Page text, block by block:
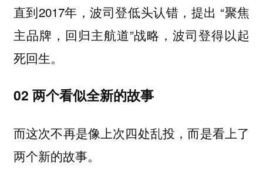
直到2017年，波司登低头认错，提出 “聚焦
主品牌，回归主航道”战略，波司登得以起
死回生。
02 两个看似全新的故事
而这次不再是像上次四处乱投，而是看上了
两个新的故事。